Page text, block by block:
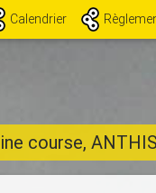
Calendrier
course,